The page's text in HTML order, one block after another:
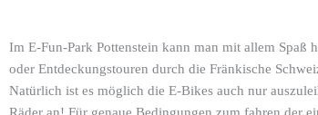
Im E-Fun-Park Pottenstein kann man mit allem Spaß
oder Entdeckungstouren durch die Fränkische
Natürlich ist es möglich die E-Bikes auch nur